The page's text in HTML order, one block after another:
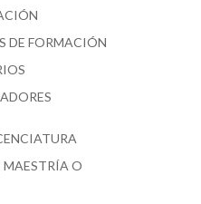
DE FORMACIÓN
MAESTRÍA O